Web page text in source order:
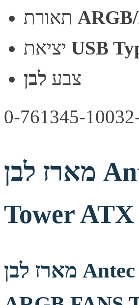
USB
צבע לבן
מארז לבן Antec C5 Curve ARGB Mid-
Tower
מארז לבן Antec C5 Curve ARGB Mid-Tower ATX 4x